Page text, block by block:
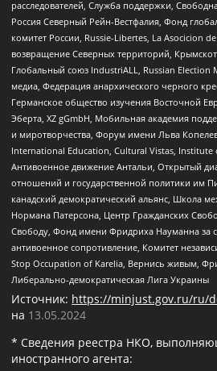
расследователей, Служба поддержки,
Россия Северный Рейн-Вестфалия, Фонд
комитет России, Russie-Libertes, La Asocicion
возвращение Северных территорий,
Глобальный союз IndustriALL, Russian
медиа, Федерация анархического черного
Германское общество изучения Восточной
Эберта, XZ gGmbH, Мобильная академия
и миротворчества, Форум имени Льва
International Education, Cultural Vistas, Institute
Антивоенное движение Антальи, Открытый
отношений и государственной политики им
канадский демократический альянс, Школа
Нормана Патерсона, Центр Гражданских
Свободу, Фонд имени Фридриха Науманна за
антивоенное сопротивление, Комитет
Stop Occupation of Karelia, Вернись живым,
Либерально-демократическая Лига Украины
Источник: https://minjust.gov.ru/ru/
на 13.05.2024
* Сведения реестра НКО,
иностранного агента: